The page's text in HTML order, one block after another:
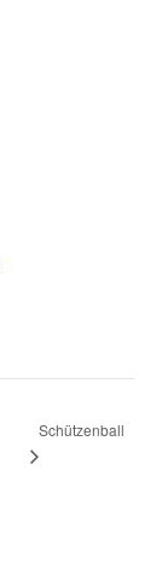
Schützenball